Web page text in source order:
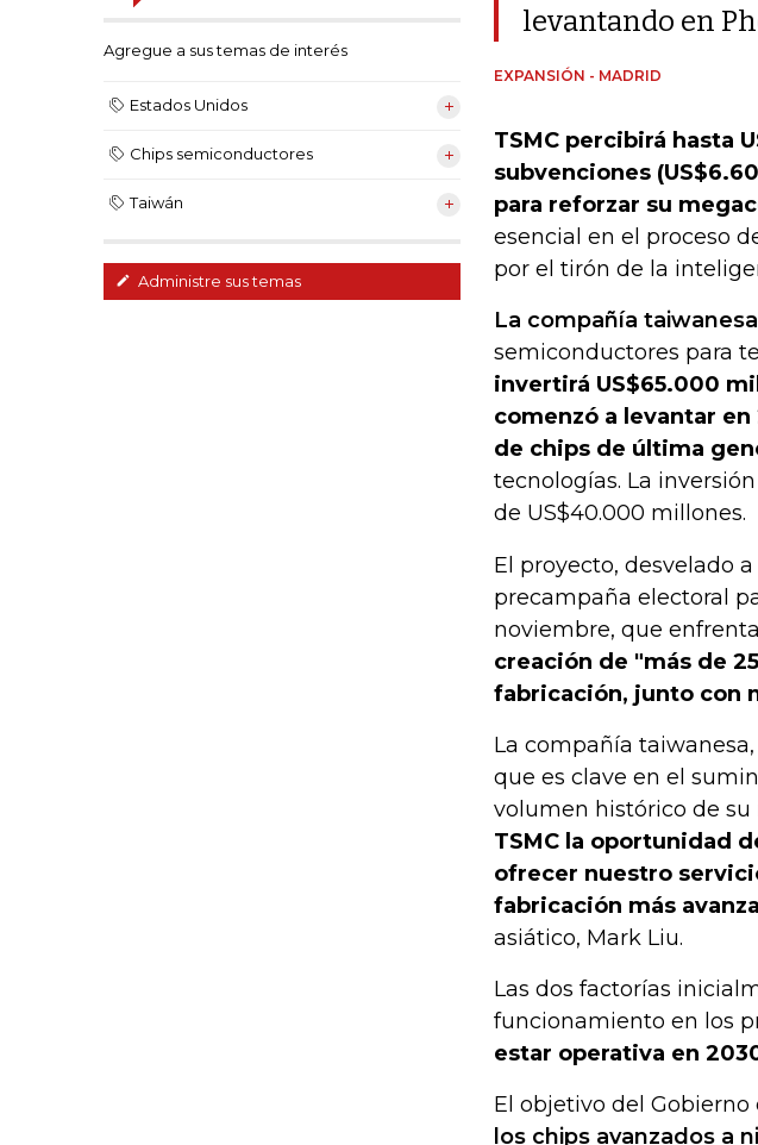
Agregue a sus temas de interés
Estados Unidos
Chips semiconductores
Taiwán
Administre sus temas
levantando en
EXPANSIÓN - MADRID
TSMC percibirá hasta
subvenciones
para reforzar su
esencial en el proceso
por el tirón de la
La compañía taiwanesa
semiconductores para
invertirá US$65.000
comenzó a levantar
de chips de última
tecnologías. La
de US$40.000 millones.
El proyecto, desvelado
precampaña electoral
noviembre, que
creación de "más de
fabricación, junto con
La compañía
que es clave en el
volumen histórico de su
TSMC la oportunidad
ofrecer nuestro
fabricación más
asiático, Mark Liu.
Las dos factorías
funcionamiento en los
estar operativa en
El objetivo del
los chips avanzados a